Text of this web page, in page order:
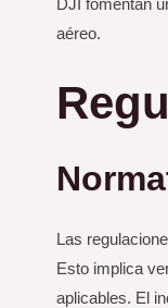
DJI fomentan
aéreo.
Las
Esto implica
aplicables. El